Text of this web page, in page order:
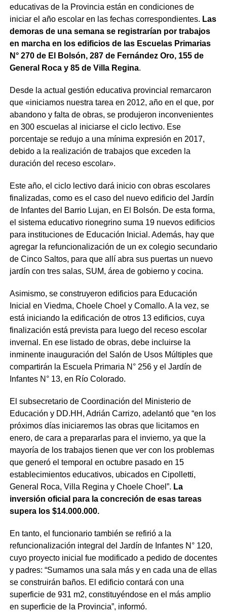
educativas de la Provincia están en condiciones de
iniciar el año escolar en las fechas correspondientes. Las
demoras de una semana se registrarían por trabajos
en marcha en los edificios de las Escuelas Primarias
N° 270 de El Bolsón, 287 de Fernández Oro, 155 de
General Roca y 85 de Villa Regina.
Desde la actual gestión educativa provincial remarcaron
que «iniciamos nuestra tarea en 2012, año en el que, por
abandono y falta de obras, se produjeron inconvenientes
en 300 escuelas al iniciarse el ciclo lectivo. Ese
porcentaje se redujo a una mínima expresión en 2017,
debido a la realización de trabajos que exceden la
duración del receso escolar».
Este año, el ciclo lectivo dará inicio con obras escolares
finalizadas, como es el caso del nuevo edificio del Jardín
de Infantes del Barrio Lujan, en El Bolsón. De esta forma,
el sistema educativo rionegrino suma 19 nuevos edificios
para instituciones de Educación Inicial. Además, hay que
agregar la refuncionalización de un ex colegio secundario
de Cinco Saltos, para que allí abra sus puertas un nuevo
jardín con tres salas, SUM, área de gobierno y cocina.
Asimismo, se construyeron edificios para Educación
Inicial en Viedma, Choele Choel y Comallo. A la vez, se
está iniciando la edificación de otros 13 edificios, cuya
finalización está prevista para luego del receso escolar
invernal. En ese listado de obras, debe incluirse la
inminente inauguración del Salón de Usos Múltiples que
compartirán la Escuela Primaria N° 256 y el Jardín de
Infantes N° 13, en Río Colorado.
El subsecretario de Coordinación del Ministerio de
Educación y DD.HH, Adrián Carrizo, adelantó que “en los
próximos días iniciaremos las obras que licitamos en
enero, de cara a prepararlas para el invierno, ya que la
mayoría de los trabajos tienen que ver con los problemas
que generó el temporal en octubre pasado en 15
establecimientos educativos, ubicados en Cipolletti,
General Roca, Villa Regina y Choele Choel”. La
inversión oficial para la concreción de esas tareas
supera los $14.000.000.
En tanto, el funcionario también se refirió a la
refuncionalización integral del Jardín de Infantes N° 120,
cuyo proyecto inicial fue modificado a pedido de docentes
y padres: “Sumamos una sala más y en cada una de ellas
se construirán baños. El edificio contará con una
superficie de 931 m2, constituyéndose en el más amplio
en superficie de la Provincia”, informó.